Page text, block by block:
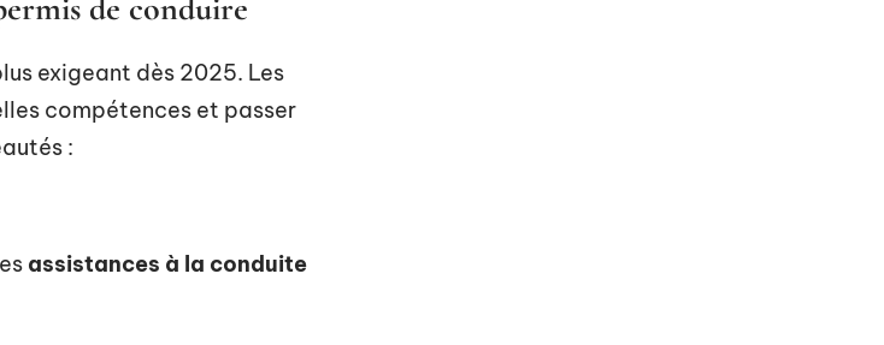
exigeant dès 2025. Les
compétences et passer
:
assistances à la conduite